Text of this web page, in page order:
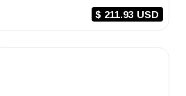
DGP5000 DEP500
$ 211.93 USD